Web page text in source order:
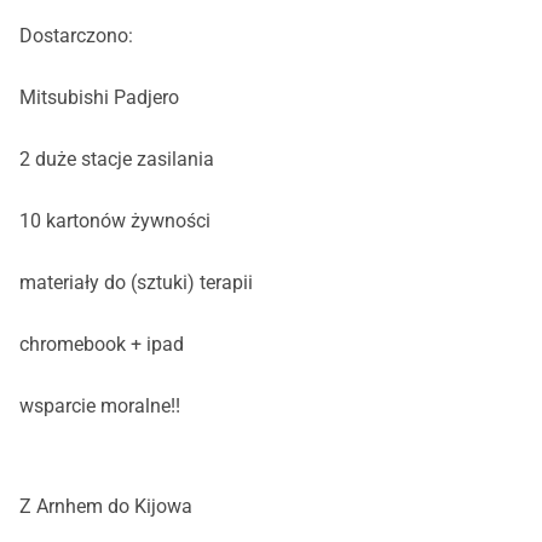
Dostarczono:
Mitsubishi Padjero
2 duże stacje zasilania
10 kartonów żywności
materiały do (sztuki) terapii
chromebook + ipad
wsparcie moralne!!
Z Arnhem do Kijowa